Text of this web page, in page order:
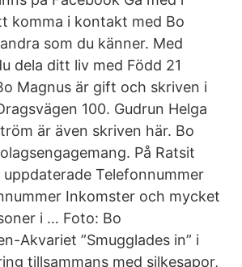
komma i kontakt med Bo
som du känner. Med
dela ditt liv med Född 21
Magnus är gift och skriven i
100. Gudrun Helga
är även skriven här. Bo
På Ratsit
Telefonnummer
Inkomster och mycket
i … Foto: Bo
Akvariet ”Smugglades in” i
tillsammans med silkesapor,